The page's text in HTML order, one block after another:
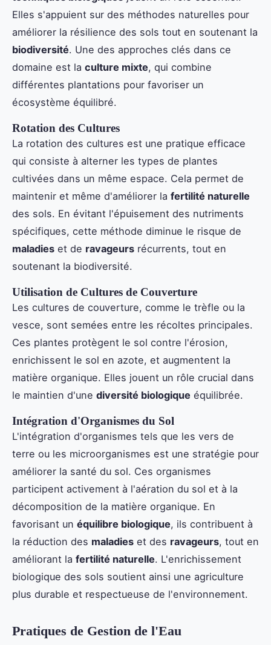
Elles s'appuient sur des méthodes naturelles pour
améliorer la résilience des sols tout en soutenant la
biodiversité. Une des approches clés dans ce
domaine est la culture mixte, qui combine
différentes plantations pour favoriser un
écosystème équilibré.
Rotation des Cultures
La rotation des cultures est une pratique efficace
qui consiste à alterner les types de plantes
cultivées dans un même espace. Cela permet de
maintenir et même d'améliorer la fertilité naturelle
des sols. En évitant l'épuisement des nutriments
spécifiques, cette méthode diminue le risque de
maladies et de ravageurs récurrents, tout en
soutenant la biodiversité.
Utilisation de Cultures de Couverture
Les cultures de couverture, comme le trèfle ou la
vesce, sont semées entre les récoltes principales.
Ces plantes protègent le sol contre l'érosion,
enrichissent le sol en azote, et augmentent la
matière organique. Elles jouent un rôle crucial dans
le maintien d'une diversité biologique équilibrée.
Intégration d'Organismes du Sol
L'intégration d'organismes tels que les vers de
terre ou les microorganismes est une stratégie pour
améliorer la santé du sol. Ces organismes
participent activement à l'aération du sol et à la
décomposition de la matière organique. En
favorisant un équilibre biologique, ils contribuent à
la réduction des maladies et des ravageurs, tout en
améliorant la fertilité naturelle. L'enrichissement
biologique des sols soutient ainsi une agriculture
plus durable et respectueuse de l'environnement.
Pratiques de Gestion de l'Eau